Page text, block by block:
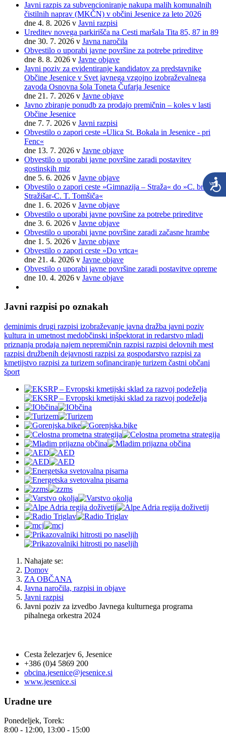
Javni razpis za subvencioniranje nakupa malih komunalnih
čistilnih naprav (MKČN) v občini Jesenice za leto 2026
dne 4. 8. 2026 v Javni razpisi
Ureditev novega parkirišča na Cesti maršala Tita 85, 87 in 89
dne 30. 7. 2026 v Javna naročila
Obvestilo o uporabi javne površine za potrebe prireditve
dne 8. 8. 2026 v Javne objave
Javni poziv za evidentiranje kandidatov za predstavnike
Občine Jesenice v Svet javnega vzgojno izobraževalnega
zavoda Osnovna šola Toneta Čufarja Jesenice
dne 21. 7. 2026 v Javne objave
Javno zbiranje ponudb za prodajo premičnin – koles v lasti
Občine Jesenice
dne 7. 7. 2026 v Javni razpisi
Obvestilo o zapori ceste »Ulica St. Bokala in Jesenice - pri
Fenc«
dne 13. 7. 2026 v Javne objave
Obvestilo o uporabi javne površine zaradi postavitev
gostinskih miz
dne 5. 6. 2026 v Javne objave
Obvestilo o zapori ceste »Gimnazija – Straža« do »C. br.
Stražišar-C. T. Tomšiča«
dne 1. 6. 2026 v Javne objave
Obvestilo o uporabi javne površine za potrebe prireditve
dne 3. 6. 2026 v Javne objave
Obvestilo o uporabi javne površine zaradi začasne hrambe
dne 1. 5. 2026 v Javne objave
Obvestilo o zapori ceste »Do vrtca«
dne 21. 4. 2026 v Javne objave
Obvestilo o uporabi javne površine zaradi postavitve opreme
dne 10. 4. 2026 v Javne objave
Javni razpisi po oznakah
deminimis drugi razpisi izobraževanje javna dražba javni poziv
kultura in umetnost medobčinski inšpektorat in redarstvo mladi
priznanja prodaja najem nepremičnin razpisi razpisi delovnih mest
razpisi družbenih dejavnosti razpisi za gospodarstvo razpisi za
kmetijstvo razpisi za turizem sofinanciranje turizem častni občani
šport
Nahajate se:
Domov
ZA OBČANA
Javna naročila, razpisi in objave
Javni razpisi
Javni poziv za izvedbo Javnega kulturnega programa
pihalnega orkestra 2024
Cesta železarjev 6, Jesenice
+386 (0)4 5869 200
obcina.jesenice@jesenice.si
www.jesenice.si
Uradne ure
Ponedeljek, Torek:
8:00 - 12:00, 13:00 - 15:00